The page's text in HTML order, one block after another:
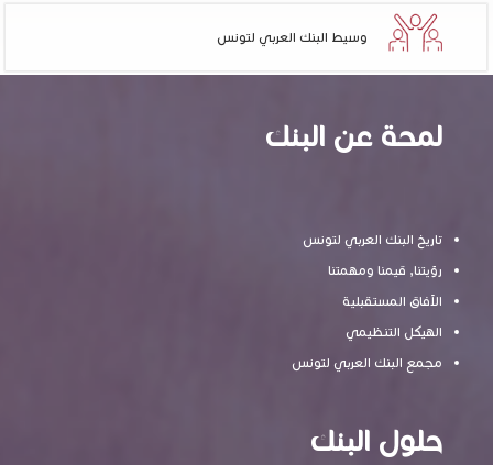
وسيط البنك العربي لتونس
لمحة عن البنك
تاريخ البنك العربي لتونس
رؤيتنا, قيمنا ومهمتنا
الآفاق المستقبلية
الهيكل التنظيمي
مجمع البنك العربي لتونس
حلول البنك